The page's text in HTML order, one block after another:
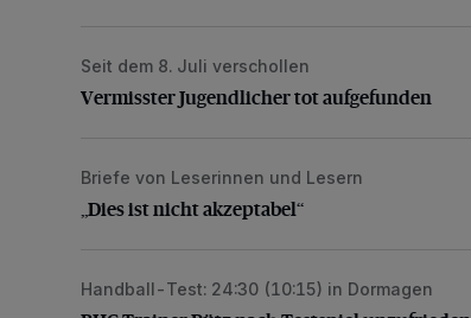
Vermisster Jugendlicher tot aufgefunden
Seit dem 8. Juli verschollen
Vermisster Jugendlicher tot aufgefunden
„Dies ist nicht akzeptabel“
Briefe von Leserinnen und Lesern
„Dies ist nicht akzeptabel“
BHC-Trainer Pütz nach Testspiel unzufrieden
Handball-Test: 24:30 (10:15) in Dormagen